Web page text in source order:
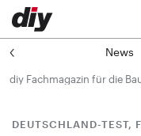
News
diy Fachmagazin für die
DEUTSCHLAND-TEST,